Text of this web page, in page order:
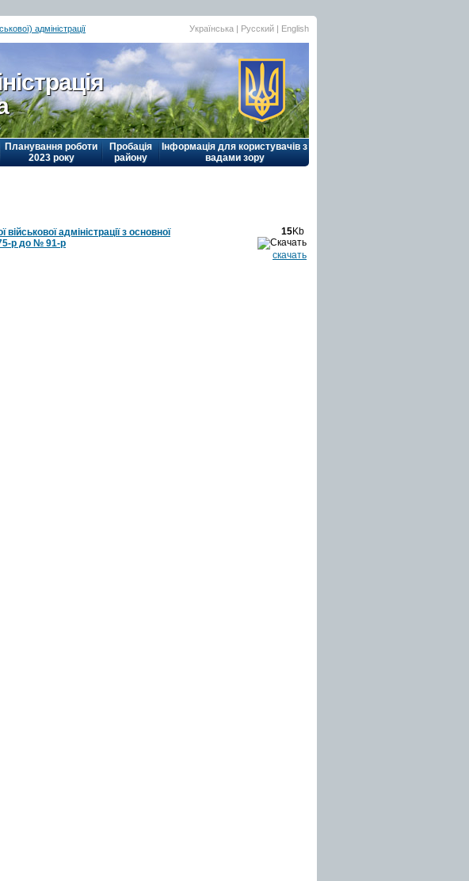
адміністрації
Українська | Русский | English
Планування роботи
2023 року
Пробація
району
Інформація для користувачів з
вадами зору
адміністрації з основної
р до № 91-р
15Kb
скачать